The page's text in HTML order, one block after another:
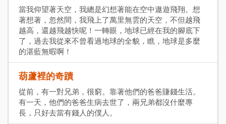
當我仰望著天空，我總是幻想著能在空中遨遊飛翔。想
著想著，忽然間，我飛上了萬里無雲的天空，不但越飛
越高，還越飛越快呢！一轉眼，地球已經在我的腳底下
了，過去我從來不曾看過地球的全貌，瞧，地球是多麼
的湛藍無暇啊！
葫蘆裡的奇蹟
從前，有一對兄弟，很窮。靠著他們的爸爸賺錢生活。
有一天，他們的爸爸生病去世了，兩兄弟都沒什麼專
長，只好去當有錢人的僕人。